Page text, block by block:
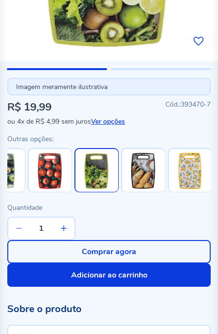
Imagem meramente ilustrativa
393470-7
R$ 19,99
ou 4x de R$ 4,99 sem jurosVer opções
Outras opções:
Quantidade
Adicionar ao carrinho
Comprar agora
Sobre o produto